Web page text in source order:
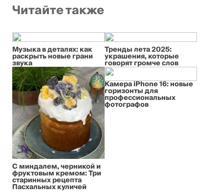
Читайте также
Музыка в деталях: как
раскрыть новые грани
звука
Тренды лета 2025:
украшения, которые
говорят громче слов
С миндалем, черникой и
фруктовым кремом: Три
старинных рецепта
Пасхальных куличей
Камера iPhone 16: новые
горизонты для
профессиональных
фотографов